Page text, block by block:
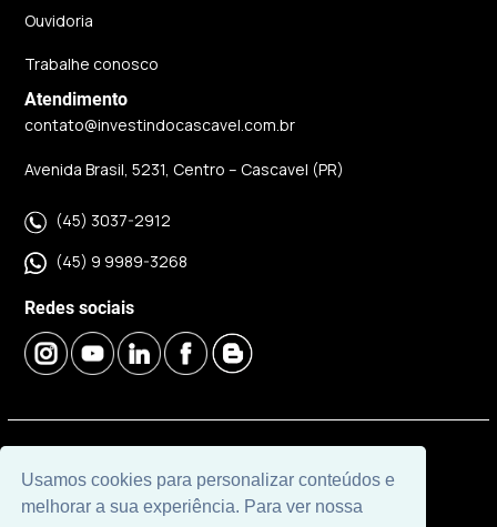
Usamos cookies para personalizar conteúdos e
melhorar a sua experiência. Para ver nossa
Ouvidoria
Trabalhe conosco
Atendimento
contato@investindocascavel.com.br
Avenida Brasil, 5231, Centro – Cascavel (PR)
(45) 3037-2912
(45) 9 9989-3268
Redes sociais
© 2026 | Imobiliária Investindo Cascavel | CRECI J06120 |
Desenvolvido por Universal Software.